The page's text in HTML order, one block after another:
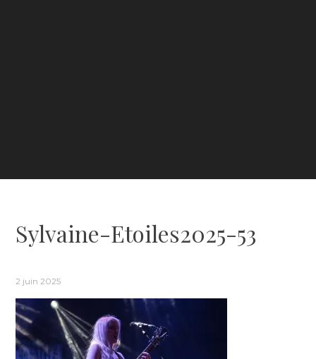
Sylvaine-Etoiles2025-53
2 juin 2025